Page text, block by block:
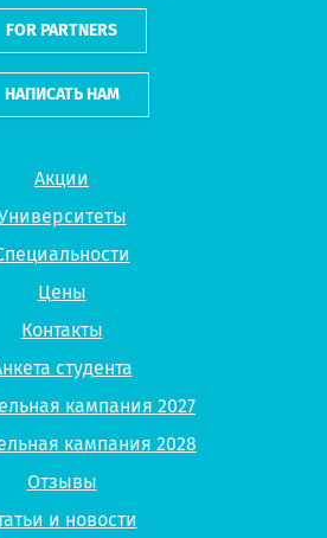
Акции
Цены
Контакты
студента
кампания 2027
кампания 2028
Отзывы
и новости
FOR PARTNERS
НАПИСАТЬ НАМ